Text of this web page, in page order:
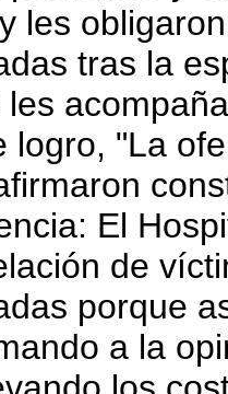
les
tras la
logro, "La
El
de
porque
a la